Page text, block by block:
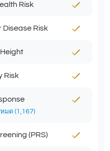
Risk
Risk
Risk
มด (1,167)
(PRS)